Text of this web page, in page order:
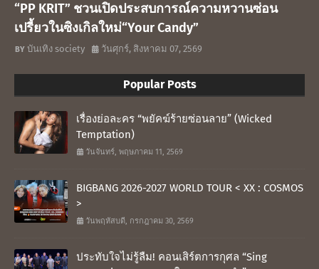
“PP KRIT” ชวนเปิดประสบการณ์ความหวานซ่อน
เปรี้ยวในซิงเกิลใหม่“Your Candy”
บันเทิง society วันศุกร์, สิงหาคม 07, 2569
Popular Posts
เรื่องย่อละคร “พยัคฆ์ร้ายซ่อนลาย” (Wicked
Temptation)
วันจันทร์, พฤษภาคม 11, 2569
BIGBANG 2026-2027 WORLD TOUR < XX : COSMOS
>
วันพฤหัสบดี, กรกฎาคม 30, 2569
ประทับใจไม่รู้ลืม! คอนเสิร์ตการกุศล “Sing